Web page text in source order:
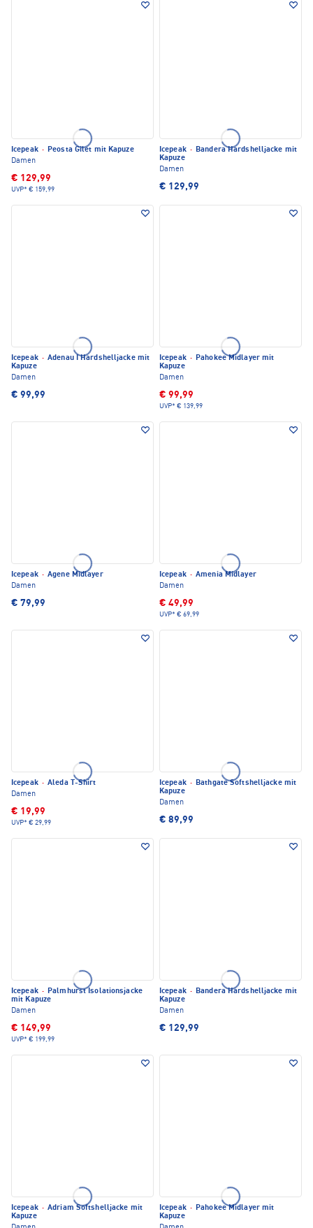
Icepeak · Peosta Gilet mit Kapuze
Damen
€ 129,99
UVP* € 159,99
Icepeak · Bandera Hardshelljacke mit
Kapuze
Damen
€ 129,99
Icepeak · Adenau I Hardshelljacke mit
Kapuze
Damen
€ 99,99
Icepeak · Pahokee Midlayer mit
Kapuze
Damen
€ 99,99
UVP* € 139,99
Icepeak · Agene Midlayer
Damen
€ 79,99
Icepeak · Amenia Midlayer
Damen
€ 49,99
UVP* € 69,99
Icepeak · Aleda T-Shirt
Damen
€ 19,99
UVP* € 29,99
Icepeak · Bathgate Softshelljacke mit
Kapuze
Damen
€ 89,99
Icepeak · Palmhurst Isolationsjacke
mit Kapuze
Damen
€ 149,99
UVP* € 199,99
Icepeak · Bandera Hardshelljacke mit
Kapuze
Damen
€ 129,99
Icepeak · Adriam Softshelljacke mit
Kapuze
Icepeak · Pahokee Midlayer mit
Kapuze